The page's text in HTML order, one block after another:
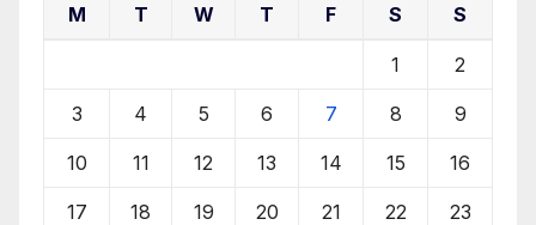
M T W T F S S
1 2
3 4 5 6 7 8 9
10 11 12 13 14 15 16
17 18 19 20 21 22 23